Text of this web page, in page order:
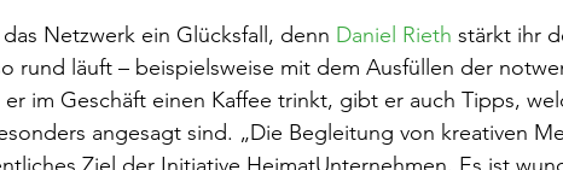
Netzwerk ein Glücksfall, denn Daniel Rieth stärkt ihr
rund läuft – beispielsweise mit dem Ausfüllen der
im Geschäft einen Kaffee trinkt, gibt er auch Tipps,
angesagt sind. „Die Begleitung von kreativen